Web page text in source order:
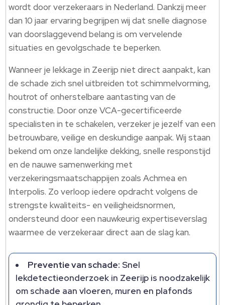
wordt door verzekeraars in Nederland. Dankzij meer
dan 10 jaar ervaring begrijpen wij dat snelle diagnose
van doorslaggevend belang is om vervelende
situaties en gevolgschade te beperken.
Wanneer je lekkage in Zeerijp niet direct aanpakt, kan
de schade zich snel uitbreiden tot schimmelvorming,
houtrot of onherstelbare aantasting van de
constructie. Door onze VCA-gecertificeerde
specialisten in te schakelen, verzeker je jezelf van een
betrouwbare, veilige en deskundige aanpak. Wij staan
bekend om onze landelijke dekking, snelle responstijd
en de nauwe samenwerking met
verzekeringsmaatschappijen zoals Achmea en
Interpolis. Zo verloop iedere opdracht volgens de
strengste kwaliteits- en veiligheidsnormen,
ondersteund door een nauwkeurig expertiseverslag
waarmee de verzekeraar direct aan de slag kan.
Preventie van schade: Snel
lekdetectieonderzoek in Zeerijp is noodzakelijk
om schade aan vloeren, muren en plafonds